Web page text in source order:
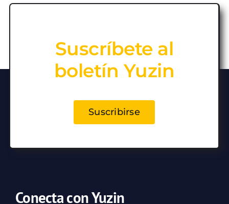
Suscríbete al
boletín Yuzin
Suscribirse
Conecta con Yuzin